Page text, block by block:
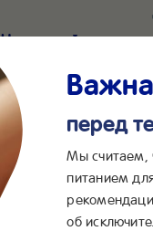
Наш новый
*2055
Бейбимания
перед
Мы считаем,
питанием
об